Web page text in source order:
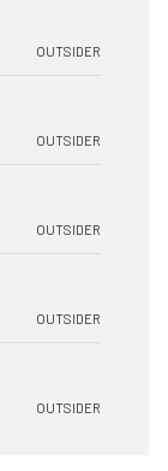
OUTSIDER
OUTSIDER
OUTSIDER
OUTSIDER
OUTSIDER